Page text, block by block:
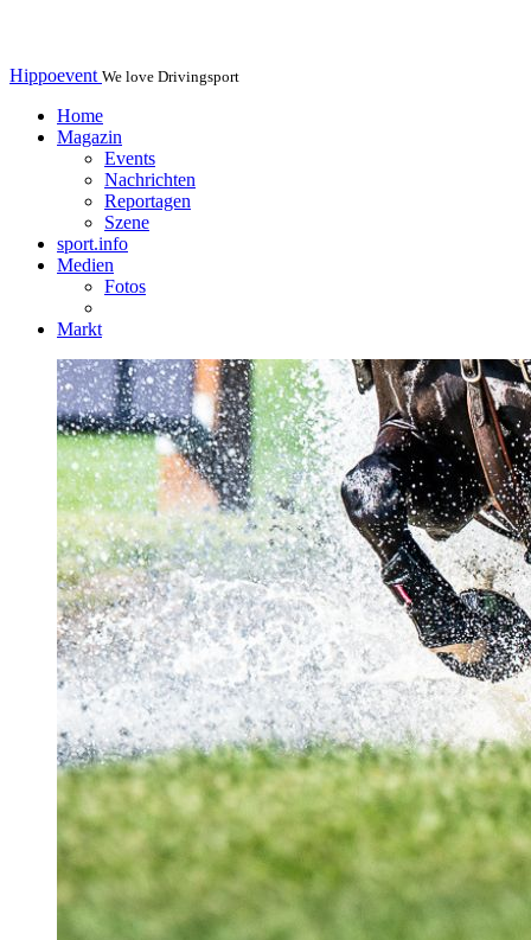
Hippoevent We love Drivingsport
Home
Magazin
Events
Nachrichten
Reportagen
Szene
sport.info
Medien
Fotos
Markt